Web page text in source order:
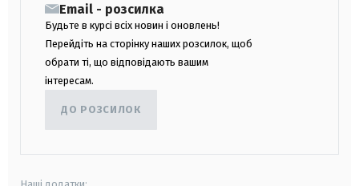
Email - розсилка
Будьте в курсі всіх новин і оновлень!
Перейдіть на сторінку наших розсилок, щоб
обрати ті, що відповідають вашим
інтересам.
ДО РОЗСИЛОК